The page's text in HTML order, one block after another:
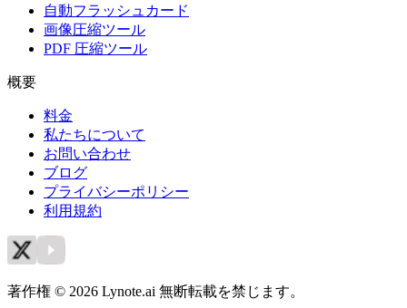
自動フラッシュカード
画像圧縮ツール
PDF 圧縮ツール
概要
料金
私たちについて
お問い合わせ
ブログ
プライバシーポリシー
利用規約
著作権 © 2026 Lynote.ai 無断転載を禁じます。